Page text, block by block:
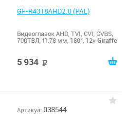
GF-R4318AHD2.0 (PAL)
Видеоглазок AHD, TVI, CVI, CVBS,
700ТВЛ, f1.78 мм, 180°, 12v Giraffe
5 934
Артикул: 038544